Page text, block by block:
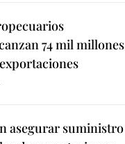
74 mil millones
asegurar suministro